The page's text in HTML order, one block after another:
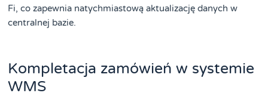
Fi, co zapewnia natychmiastową aktualizację danych w
centralnej bazie.
Kompletacja zamówień w systemie
WMS